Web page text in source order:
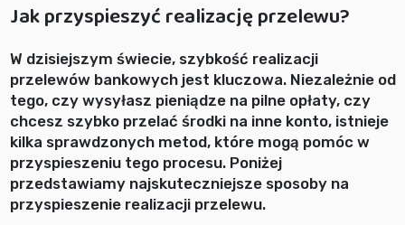
Jak przyspieszyć realizację przelewu?
W dzisiejszym świecie, szybkość realizacji
przelewów bankowych jest kluczowa. Niezależnie od
tego, czy wysyłasz pieniądze na pilne opłaty, czy
chcesz szybko przelać środki na inne konto, istnieje
kilka sprawdzonych metod, które mogą pomóc w
przyspieszeniu tego procesu. Poniżej
przedstawiamy najskuteczniejsze sposoby na
przyspieszenie realizacji przelewu.